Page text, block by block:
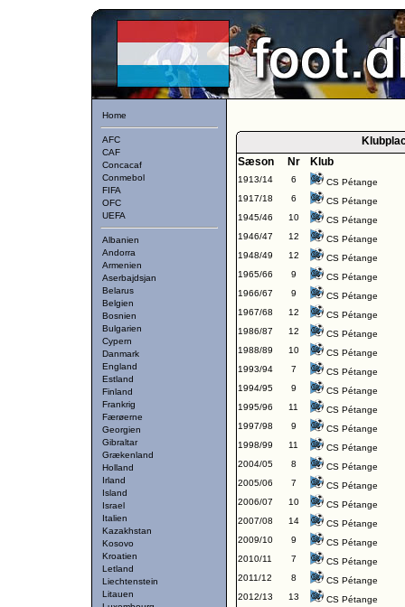
Home
AFC
CAF
Concacaf
Conmebol
FIFA
OFC
UEFA
Albanien
Andorra
Armenien
Aserbajdsjan
Belarus
Belgien
Bosnien
Bulgarien
Cypern
Danmark
England
Estland
Finland
Frankrig
Færøerne
Georgien
Gibraltar
Grækenland
Holland
Irland
Island
Israel
Italien
Kazakhstan
Kosovo
Kroatien
Letland
Liechtenstein
Litauen
Sæson
Nr Klub
1913/14 6
CS Pétange
1917/18
6
CS Pétange
1945/46
10
CS Pétange
1946/47
12
CS Pétange
1948/49
12
CS Pétange
1965/66
9
CS Pétange
1966/67
9
CS Pétange
1967/68
12
CS Pétange
1986/87
12
CS Pétange
1988/89
10
CS Pétange
1993/94
7
CS Pétange
1994/95
9
CS Pétange
1995/96
11
CS Pétange
1997/98
9
CS Pétange
1998/99
11
CS Pétange
2004/05
8
CS Pétange
2005/06
7
CS Pétange
2006/07
10
CS Pétange
2007/08
14
CS Pétange
2009/10
9
CS Pétange
2010/11
7
CS Pétange
2011/12
8
CS Pétange
2012/13
13
CS Pétange